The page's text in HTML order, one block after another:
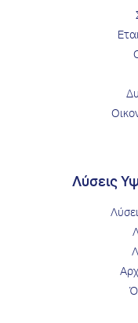
Λύσεις